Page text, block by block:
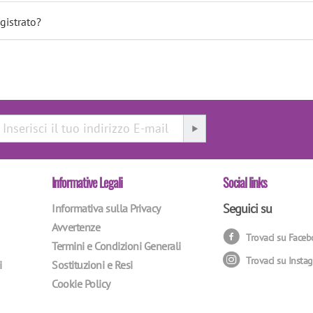
Informative Legali
Informativa sulla Privacy
Avvertenze
Termini e Condizioni Generali
Sostituzioni e Resi
Cookie Policy
Social links
Seguici su
Trovaci su
Trovaci su